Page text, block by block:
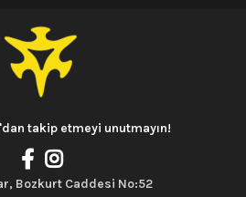
takip etmeyi unutmayın!
Bozkurt Caddesi No:52